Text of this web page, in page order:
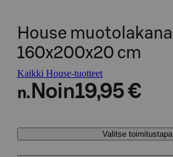
House muotolakana
160x200x20 cm
Kaikki House-tuotteet
n. Noin19,95 €
Valitse toimitustapa